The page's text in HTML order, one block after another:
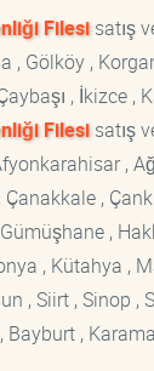
Filesisatış
, Gölköy ,
, İkizce ,
Filesisatış
,
,
,
, Kütahya ,
, Siirt , Sinop ,
,